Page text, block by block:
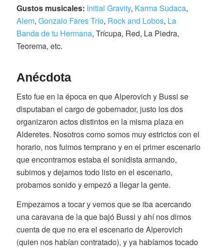
Gustos musicales: Initial Gravity, Karma Sudaca,
Alem, Gonzalo Fares Trío, Rock and Lobos, La
Banda de tu Hermana, Trícupa, Red, La Piedra,
Teorema, etc.
Anécdota
Esto fue en la época en que Alperovich y Bussi se
disputaban el cargo de gobernador, justo los dos
organizaron actos distintos en la misma plaza en
Alderetes. Nosotros como somos muy estrictos con el
horario, nos fuimos temprano y en el primer escenario
que encontramos estaba el sonidista armando,
subimos y dejamos todo listo en el escenario,
probamos sonido y empezó a llegar la gente.
Empezamos a tocar y vemos que se iba acercando
una caravana de la que bajó Bussi y ahí nos dimos
cuenta de que no era el escenario de Alperovich
(quien nos habían contratado), y ya habíamos tocado